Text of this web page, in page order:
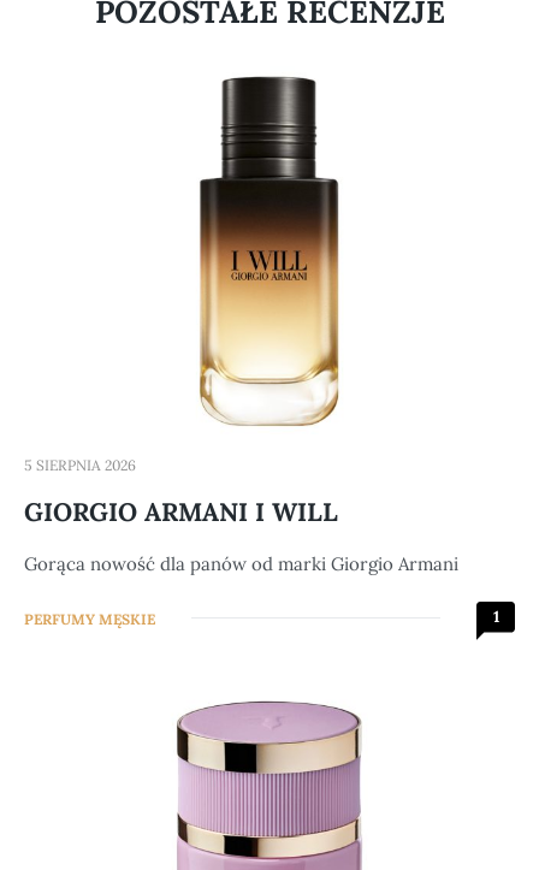
POZOSTAŁE RECENZJE
5 SIERPNIA 2026
GIORGIO ARMANI I WILL
Gorąca nowość dla panów od marki Giorgio Armani
PERFUMY MĘSKIE 1